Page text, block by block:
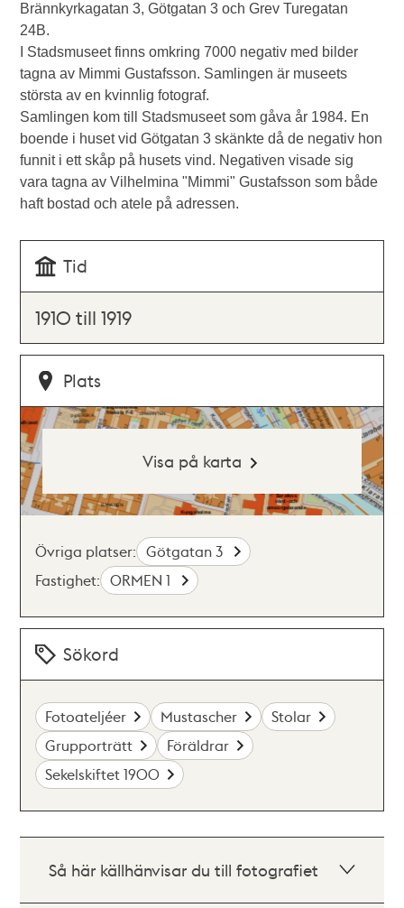
Brännkyrkagatan 3, Götgatan 3 och Grev Turegatan
24B.
I Stadsmuseet finns omkring 7000 negativ med bilder
tagna av Mimmi Gustafsson. Samlingen är museets
största av en kvinnlig fotograf.
Samlingen kom till Stadsmuseet som gåva år 1984. En
boende i huset vid Götgatan 3 skänkte då de negativ hon
funnit i ett skåp på husets vind. Negativen visade sig
vara tagna av Vilhelmina "Mimmi" Gustafsson som både
haft bostad och atele på adressen.
Tid
1910 till 1919
Plats
Visa på karta
Övriga platser: Götgatan 3
Fastighet: ORMEN 1
Sökord
Fotoateljéer Mustascher
Stolar
Grupporträtt
Föräldrar
Sekelskiftet 1900
Så här källhänvisar du till fotografiet